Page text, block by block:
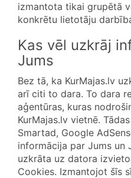
izmantota tikai grupētā
konkrētu lietotāju
Kas vēl uzkrāj
Jums
Bez tā, ka KurMajas.lv
arī citi to dara. To dara reklāmas kompānijas un
aģentūras, kuras
KurMajas.lv vietnē.
Smartad, Google AdSense un
informācija par Jums un
uzkrāta uz datora
Cookies. Izmantojot šīs